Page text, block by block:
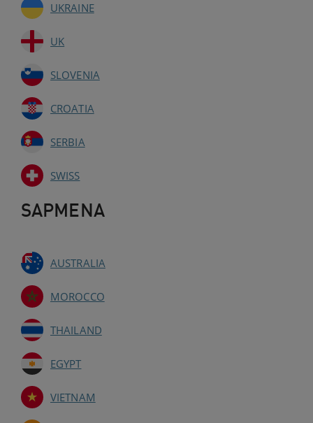
UKRAINE
UK
SLOVENIA
CROATIA
SERBIA
SWISS
SAPMENA
AUSTRALIA
MOROCCO
THAILAND
EGYPT
VIETNAM